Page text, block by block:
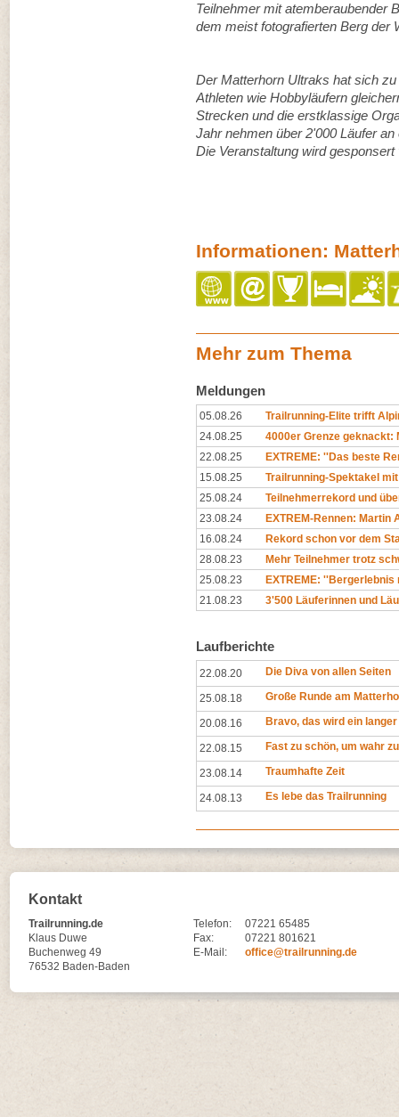
Teilnehmer mit atemberaubender
dem meist fotografierten Berg der
Der Matterhorn Ultraks hat sich
Athleten wie Hobbyläufern
Strecken und die erstklassige
Jahr nehmen über 2'000 Läufer
Die Veranstaltung wird
Informationen:
Mehr zum Thema
Meldungen
05.08.26
Trailrunning-Elite trifft
24.08.25
4000er Grenze geknackt:
22.08.25
EXTREME: ''Das beste
15.08.25
Trailrunning-Spektakel
25.08.24
Teilnehmerrekord und
23.08.24
EXTREM-Rennen:
16.08.24
Rekord schon vor dem
28.08.23
Mehr Teilnehmer trotz
25.08.23
EXTREME:
21.08.23
3'500 Läuferinnen und
Laufberichte
22.08.20 Die Diva von allen Seiten
25.08.18 Große Runde am
20.08.16 Bravo, das wird ein langer
22.08.15 Fast zu schön, um wahr
23.08.14 Traumhafte Zeit
24.08.13 Es lebe das Trailrunning
Kontakt
Trailrunning.de
Klaus Duwe
Buchenweg 49
76532 Baden-Baden
Telefon:
07221 65485
Fax:
07221 801621
E-Mail:
office@trailrunning.de